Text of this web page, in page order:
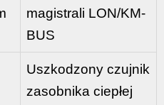
magistrali LON/KM-
BUS
Uszkodzony czujnik
zasobnika ciepłej